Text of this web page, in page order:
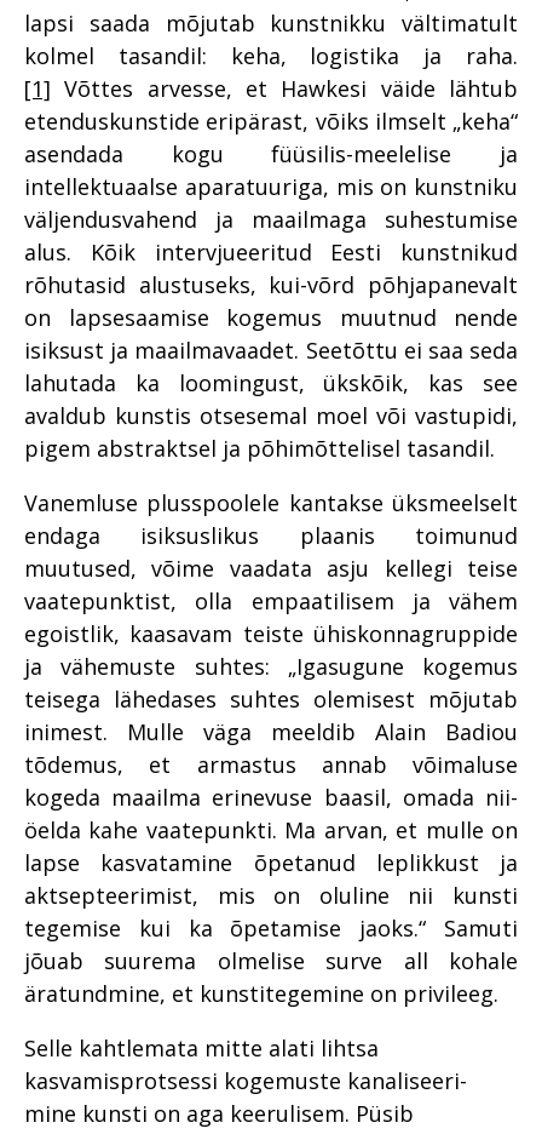
lapsi saada mõjutab kunstnikku vältimatult
kolmel tasandil: keha, logistika ja raha.
[1] Võttes arvesse, et Hawkesi väide lähtub
etenduskunstide eripärast, võiks ilmselt „keha“
asendada kogu füüsilis-meelelise ja
intellektuaalse aparatuuriga, mis on kunstniku
väljendusvahend ja maailmaga suhestumise
alus. Kõik intervjueeritud Eesti kunstnikud
rõhutasid alustuseks, kui-võrd põhjapanevalt
on lapsesaamise kogemus muutnud nende
isiksust ja maailmavaadet. Seetõttu ei saa seda
lahutada ka loomingust, ükskõik, kas see
avaldub kunstis otsesemal moel või vastupidi,
pigem abstraktsel ja põhimõttelisel tasandil.
Vanemluse plusspoolele kantakse üksmeelselt
endaga isiksuslikus plaanis toimunud
muutused, võime vaadata asju kellegi teise
vaatepunktist, olla empaatilisem ja vähem
egoistlik, kaasavam teiste ühiskonnagruppide
ja vähemuste suhtes: „Igasugune kogemus
teisega lähedases suhtes olemisest mõjutab
inimest. Mulle väga meeldib Alain Badiou
tõdemus, et armastus annab võimaluse
kogeda maailma erinevuse baasil, omada nii-
öelda kahe vaatepunkti. Ma arvan, et mulle on
lapse kasvatamine õpetanud leplikkust ja
aktsepteerimist, mis on oluline nii kunsti
tegemise kui ka õpetamise jaoks.“ Samuti
jõuab suurema olmelise surve all kohale
äratundmine, et kunstitegemine on privileeg.
Selle kahtlemata mitte alati lihtsa
kasvamisprotsessi kogemuste kanaliseeri-
mine kunsti on aga keerulisem. Püsib